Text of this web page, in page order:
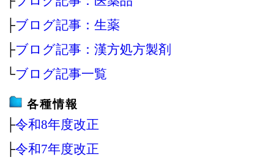
├ブログ記事：生薬
├ブログ記事：漢方処方製剤
└ブログ記事一覧
各種情報
├令和8年度改正
├令和7年度改正